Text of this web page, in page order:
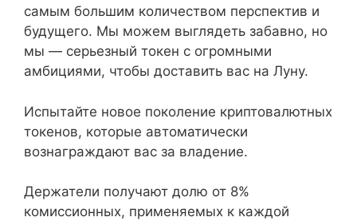
самым большим количеством перспектив и
будущего. Мы можем выглядеть забавно, но
мы — серьезный токен с огромными
амбициями, чтобы доставить вас на Луну.
Испытайте новое поколение криптовалютных
токенов, которые автоматически
вознаграждают вас за владение.
Держатели получают долю от 8%
комиссионных, применяемых к каждой